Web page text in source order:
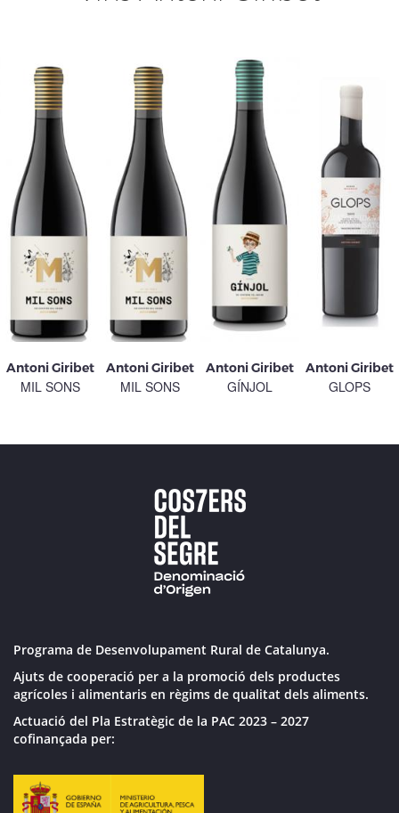
Antoni Giribet
MIL SONS
Antoni Giribet
MIL SONS
Antoni Giribet
GÍNJOL
Antoni Giribet
GLOPS
Programa de Desenvolupament Rural de Catalunya.
Ajuts de cooperació per a la promoció dels productes
agrícoles i alimentaris en règims de qualitat dels aliments.
Actuació del Pla Estratègic de la PAC 2023 – 2027
cofinançada per: